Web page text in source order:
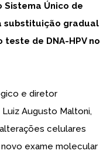
Sistema Único de
substituição gradual
de DNA-HPV no
e diretor
Augusto Maltoni,
celulares
exame molecular